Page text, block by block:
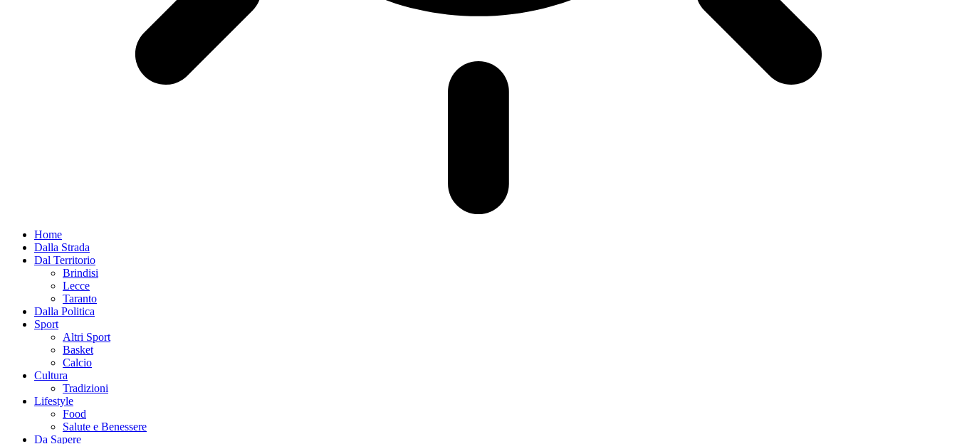
Home
Dalla Strada
Dal Territorio
Brindisi
Lecce
Taranto
Dalla Politica
Sport
Altri Sport
Basket
Calcio
Cultura
Tradizioni
Lifestyle
Food
Salute e Benessere
Da Sapere